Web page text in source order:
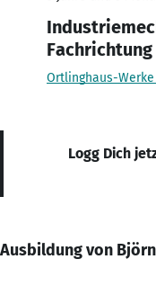
Ortlinghaus-Werke
Logg Dich
Ausbildung von